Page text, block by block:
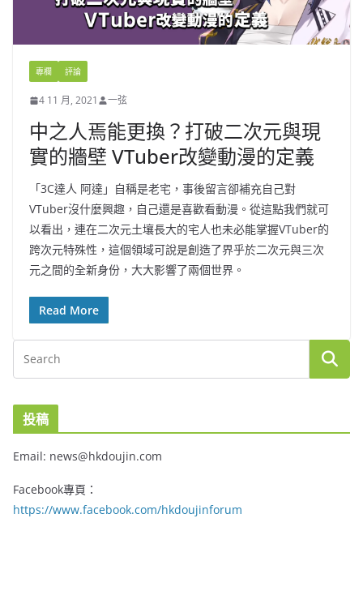
專欄 評論
4 11 月, 2021 一弦
中之人焉能更換？打破二次元與現
實的牆壁 VTuber改變動漫的定義
「3C達人 阿達」自稱是老宅，事後留言卻補充自己對
VTuber沒什麼興趣，自己還是喜歡看動漫。從這點我們就可
以看出，連在二次元土壤長大的宅人也未必能掌握VTuber的
跨次元特殊性，這個領域可說是創造了界乎於二次元與三次
元之間的全新身份，大大影響了兩個世界。
Read More
投稿
Email: news@hkdoujin.com
Facebook專頁：
https://www.facebook.com/hkdoujinforum